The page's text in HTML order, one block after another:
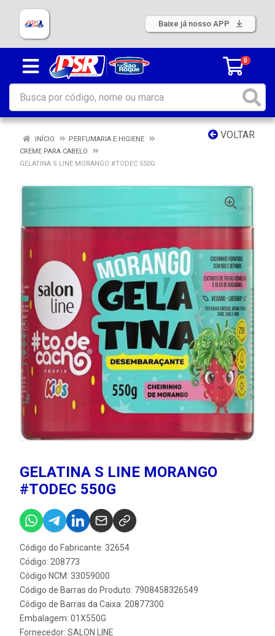
Baixe já nosso APP
0
VOLTAR
INÍCIO
PERFUMARIA E HIGIENE
CREME PARA CABELO
GELATINA S LINE MORANGO #TODEC 550G
GELATINA S LINE MORANGO
#TODEC 550G
Código do Fabricante: 32654
Código: 208773
Código NCM: 33059000
Código de Barras do Produto: 7908458326549
Código de Barras da Caixa: 20877300
Embalagem: 01X550G
Fornecedor: SALON LINE